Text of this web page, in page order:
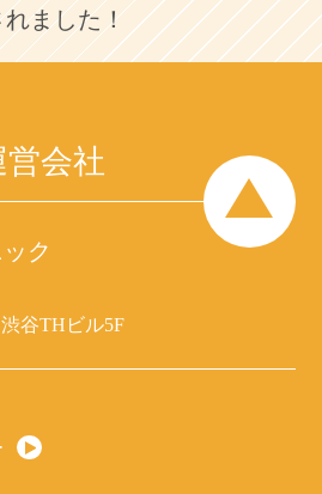
れました！
営会社
ク
谷THビル5F